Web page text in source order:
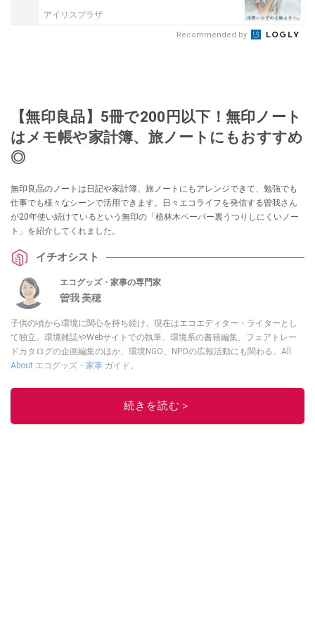
アイリスプラザ
Recommended by
【無印良品】5冊で200円以下！無印ノート
はメモ帳や家計簿、旅ノートにもおすすめ
◎
無印良品のノートは日記や家計簿、旅ノートにもアレンジできて、勉強でも
仕事でも様々なシーンで活用できます。日々エコライフを発信する曽我さん
が20年使い続けているという無印の「植林木ペーパー裏うつりしにくいノー
ト」を紹介してくれました。
イチオシスト
エコグッズ・家事の専門家
曽我 美穂
子供の頃から環境に関心を持ち続け、現在はエコエディター・ライターとし
て独立。環境雑誌やWebサイトでの執筆、環境系の書籍編集、フェアトレー
ドカタログの企画編集のほか、環境NGO、NPOの広報活動にも関わる。 All
About エコグッズ・家事 ガイド
このイチオシストの他の記事を読む
続きを読む＞